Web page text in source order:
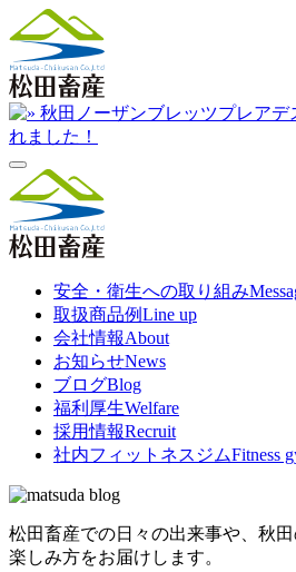
安全・衛生への取り組み
取扱商品例Line up
会社情報About
お知らせNews
ブログBlog
福利厚生Welfare
採用情報Recruit
社内フィットネスジムFitness
松田畜産での日々の出来事や、秋
楽しみ方をお届けします。